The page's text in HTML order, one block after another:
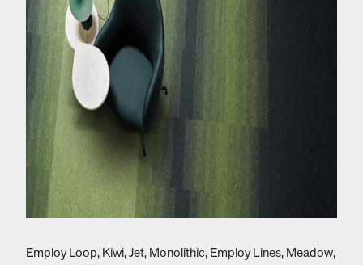
Employ Loop, Kiwi, Jet, Monolithic, Employ Lines, Meadow,